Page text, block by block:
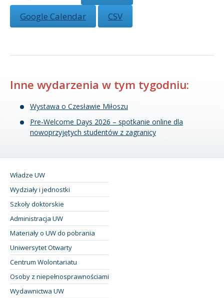
Google Calendar
CSV
Inne wydarzenia w tym tygodniu:
Wystawa o Czesławie Miłoszu
Pre-Welcome Days 2026 – spotkanie online dla
nowoprzyjętych studentów z zagranicy
Władze UW
Wydziały i jednostki
Szkoły doktorskie
Administracja UW
Materiały o UW do pobrania
Uniwersytet Otwarty
Centrum Wolontariatu
Osoby z niepełnosprawnościami
Wydawnictwa UW